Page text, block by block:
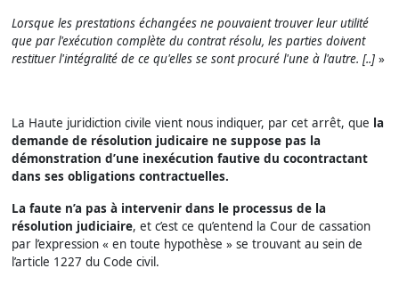
Lorsque les prestations échangées ne pouvaient trouver leur utilité
que par l'exécution complète du contrat résolu, les parties doivent
restituer l'intégralité de ce qu'elles se sont procuré l'une à l'autre. [..] »
La Haute juridiction civile vient nous indiquer, par cet arrêt, que la
demande de résolution judicaire ne suppose pas la
démonstration d’une inexécution fautive du cocontractant
dans ses obligations contractuelles.
La faute n’a pas à intervenir dans le processus de la
résolution judiciaire, et c’est ce qu’entend la Cour de cassation
par l’expression « en toute hypothèse » se trouvant au sein de
l’article 1227 du Code civil.